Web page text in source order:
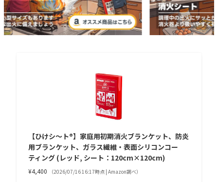
【ひけシ～ト®】家庭用初期消火ブランケット、防炎
用ブランケット、ガラス繊維・表面シリコンコー
ティング (レッド, シート：120cm×120cm)
¥4,400 （2026/07/16 16:17時点 | Amazon調べ）